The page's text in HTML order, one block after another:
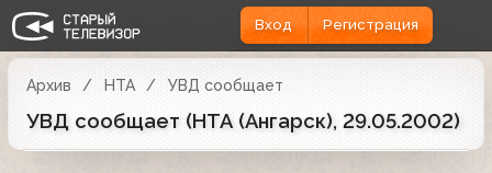
Вход Регистрация
Архив НТА УВД сообщает
УВД сообщает (НТА (Ангарск), 29.05.2002)